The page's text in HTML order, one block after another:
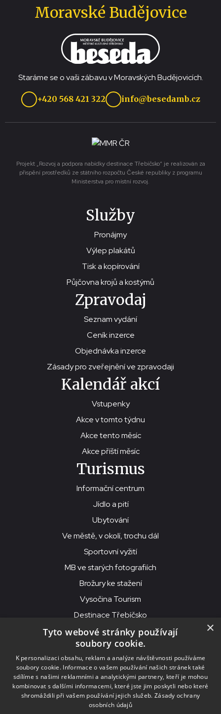
Moravské Budějovice
Staráme se o vaši zábavu v Moravských Budějovicích.
+420 568 421 322 info@besedamb.cz
Projekt „Rozvoj a podpora nabídky destinace Třebíčsko“ je realizován za
přispění prostředků ze státního rozpočtu České republiky z programu
Ministerstva pro místní rozvoj.
Služby
Pronájmy
Výlep plakátů
Tisk a kopírování
Půjčovna krojů a kostýmů
Zpravodaj
Seznam vydání
Ceník inzerce
Objednávka inzerce
Zásady pro zveřejnění ve zpravodaji
Kalendář akcí
Vstupenky
Akce v tomto týdnu
Akce tento měsíc
Akce příští měsíc
Turismus
Informační centrum
Jídlo a pití
Ubytování
Ve městě, v okolí, trochu dál
Sportovní vyžití
MB ve starých fotografiích
Brožury ke stažení
Vysočina Tourism
Destinace Třebíčsko
© 2026MKS Beseda Mor. Budějovice
MKS Beseda, příspěvková organizace, Purcnerova 62, 676 02
Moravské Budějovice
IČO: 00091758, DIČ: CZ00091758, ID datové schránky: chjn2kd
×
Tyto webové stránky používají
soubory cookie.
K personalizaci obsahu, reklam a analýze návštěvnosti používáme
soubory cookie. Informace o vašem používání našich stránek také
sdílíme s našimi reklamními a analytickými partnery, kteří je mohou
kombinovat s dalšími informacemi, které jste jim poskytli nebo které
shromáždili při vašem používání jejich služeb. Zásady ochrany
osobních údajů